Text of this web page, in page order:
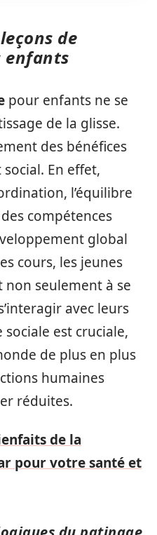
de
enfants
pour enfants ne se
de la glisse.
des bénéfices
En effet,
l’équilibre
compétences
global
cours, les jeunes
seulement à se
avec leurs
est cruciale,
de plus en plus
humaines
réduites.
de la
pour votre santé et